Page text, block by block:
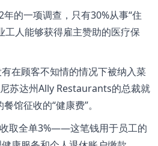
的一项调查，只有30%从事“住
工人能够获得雇主赞助的医疗保
在顾客不知情的情况下被纳入菜
苏达州Ally Restaurants的总裁就
馆征收的“健康费”。
收取全单3%——这笔钱用于员工的